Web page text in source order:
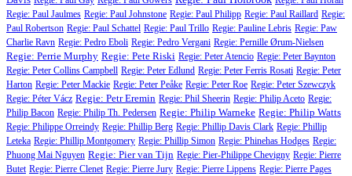
Regie: Paul Jaulmes Regie: Paul Johnstone Regie: Paul Philipp Regie: Paul Raillard Regie:
Paul Robertson Regie: Paul Schattel Regie: Paul Trillo Regie: Pauline Lebris Regie: Paw
Charlie Ravn Regie: Pedro Eboli Regie: Pedro Vergani Regie: Pernille Ørum-Nielsen
Regie: Perrie Murphy Regie: Pete Riski Regie: Peter Atencio Regie: Peter Baynton
Regie: Peter Collins Campbell Regie: Peter Edlund Regie: Peter Ferris Rosati Regie: Peter
Harton Regie: Peter Mackie Regie: Peter Peåke Regie: Peter Roe Regie: Peter Szewczyk
Regie: Péter Vácz Regie: Petr Eremin Regie: Phil Sheerin Regie: Philip Aceto Regie:
Philip Bacon Regie: Philip Th. Pedersen Regie: Philip Warneke Regie: Philip Watts
Regie: Philippe Orreindy Regie: Phillip Berg Regie: Phillip Davis Clark Regie: Phillip
Leteka Regie: Phillip Montgomery Regie: Phillip Simon Regie: Phinehas Hodges Regie:
Phuong Mai Nguyen Regie: Pier van Tijn Regie: Pier-Philippe Chevigny Regie: Pierre
Butet Regie: Pierre Clenet Regie: Pierre Jury Regie: Pierre Lippens Regie: Pierre Pages